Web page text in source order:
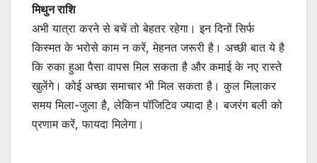
मिथुन राशि
अभी यात्रा करने से बचें तो बेहतर रहेगा। इन दिनों सिर्फ
किस्मत के भरोसे काम न करें, मेहनत जरूरी है। अच्छी बात ये है
कि रुका हुआ पैसा वापस मिल सकता है और कमाई के नए रास्ते
खुलेंगे। कोई अच्छा समाचार भी मिल सकता है। कुल मिलाकर
समय मिला-जुला है, लेकिन पॉजिटिव ज्यादा है। बजरंग बली को
प्रणाम करें, फायदा मिलेगा।